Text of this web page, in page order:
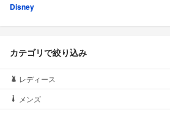
Disney
カテゴリで絞り込み
レディース
メンズ